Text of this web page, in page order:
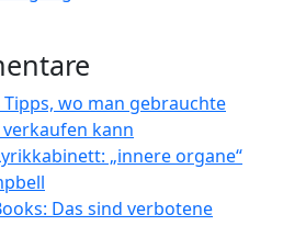
Tipps, wo man gebrauchte
kann
„innere organe“
Das sind verbotene